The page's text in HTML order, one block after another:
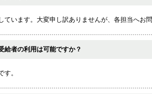
ています。大変申し訳ありませんが、各担当へお
給者の利用は可能ですか？
す。